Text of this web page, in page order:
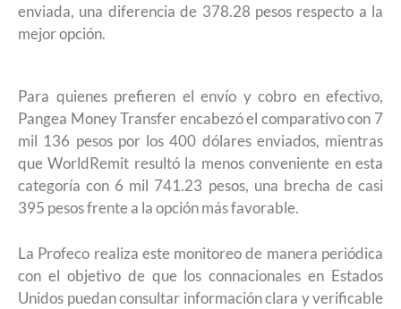
enviada, una diferencia de 378.28 pesos respecto a la
mejor opción.
Para quienes prefieren el envío y cobro en efectivo,
Pangea Money Transfer encabezó el comparativo con 7
mil 136 pesos por los 400 dólares enviados, mientras
que WorldRemit resultó la menos conveniente en esta
categoría con 6 mil 741.23 pesos, una brecha de casi
395 pesos frente a la opción más favorable.
La Profeco realiza este monitoreo de manera periódica
con el objetivo de que los connacionales en Estados
Unidos puedan consultar información clara y verificable